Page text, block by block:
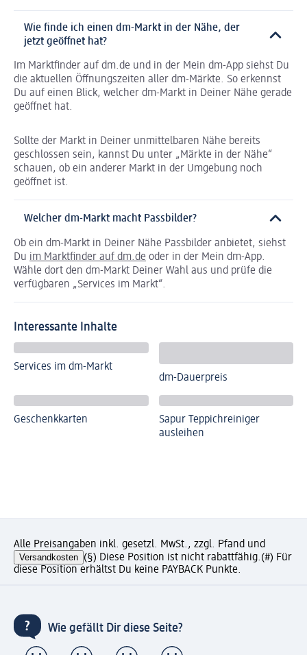
Wie finde ich einen dm-Markt in der Nähe, der
jetzt geöffnet hat?
Im Marktfinder auf dm.de und in der Mein dm-App siehst Du
die aktuellen Öffnungszeiten aller dm-Märkte. So erkennst
Du auf einen Blick, welcher dm-Markt in Deiner Nähe gerade
geöffnet hat.
Sollte der Markt in Deiner unmittelbaren Nähe bereits
geschlossen sein, kannst Du unter „Märkte in der Nähe“
schauen, ob ein anderer Markt in der Umgebung noch
geöffnet ist.
Welcher dm-Markt macht Passbilder?
Ob ein dm-Markt in Deiner Nähe Passbilder anbietet, siehst
Du im Marktfinder auf dm.de oder in der Mein dm-App.
Wähle dort den dm-Markt Deiner Wahl aus und prüfe die
verfügbaren „Services im Markt“.
Interessante Inhalte
Services im dm-Markt
dm-Dauerpreis
Geschenkkarten
Sapur Teppichreiniger
ausleihen
Alle Preisangaben inkl. gesetzl. MwSt., zzgl. Pfand und
Versandkosten (§) Diese Position ist nicht rabattfähig.(#) Für
diese Position erhältst Du keine PAYBACK Punkte.
Wie gefällt Dir diese Seite?